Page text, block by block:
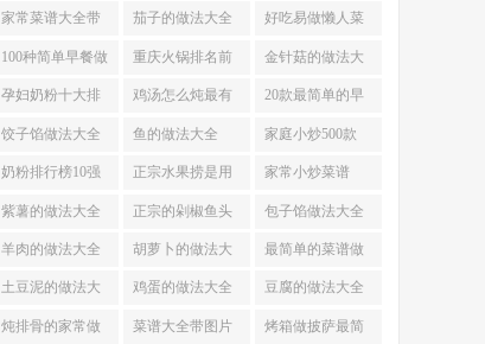
家常菜谱大全带
图片
茄子的做法大全 好吃易做懒人菜
200例
100种简单早餐做
法大全
重庆火锅排名前
十强
金针菇的做法大
全
孕妇奶粉十大排
名
鸡汤怎么炖最有
营养
20款最简单的早
餐做法
饺子馅做法大全 鱼的做法大全 家庭小炒500款
奶粉排行榜10强 正宗水果捞是用
什么奶
家常小炒菜谱
1000大全
紫薯的做法大全 正宗的剁椒鱼头
的做法
包子馅做法大全
羊肉的做法大全 胡萝卜的做法大
全
最简单的菜谱做
法大全
土豆泥的做法大
全
鸡蛋的做法大全 豆腐的做法大全
炖排骨的家常做 菜谱大全带图片 烤箱做披萨最简